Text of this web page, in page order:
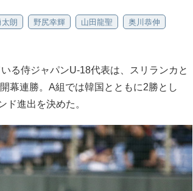
朗 野尻幸輝 山田龍聖
奥川恭伸
る侍ジャパンU-18代表は、スリランカと
幕連勝。A組では韓国とともに2勝とし
ド進出を決めた。